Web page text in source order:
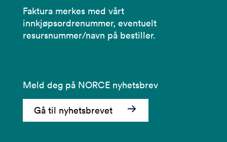
Faktura merkes med vårt
innkjøpsordrenummer, eventuelt
resursnummer/navn på bestiller.
Meld deg på NORCE nyhetsbrev
Gå til nyhetsbrevet